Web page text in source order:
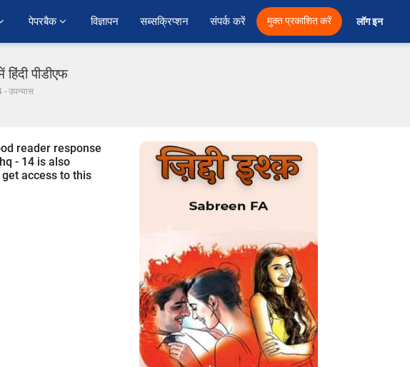
पेपरबैक विज्ञापन सब्सक्रिप्शन संपर्क करें मुक्त प्रकाशित करें लॉग इन
पीडीएफ
- उपन्यास
reader response
- 14 is also
access to this